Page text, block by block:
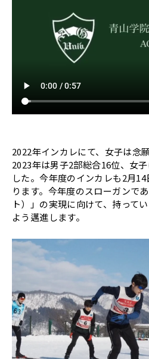
2022年インカレにて、女子は念
2023年は男子2部総合16位、女
した。今年度のインカレも2月
ります。今年度のスローガンで
ト）」の実現に向けて、持って
よう邁進します。